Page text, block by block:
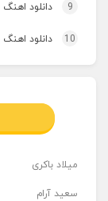
9 دانلود
10 دانلود اهنگ
میلاد باکری
سعید آرام